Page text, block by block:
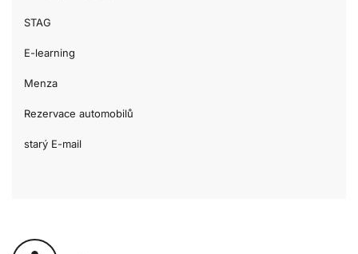
STAG
E-learning
Menza
Rezervace automobilů
starý E-mail